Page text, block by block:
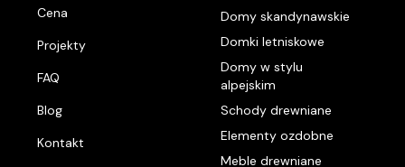
Cena
Projekty
FAQ
Blog
Kontakt
Domy skandynawskie
Domki letniskowe
Domy w stylu
alpejskim
Schody drewniane
Elementy ozdobne
Meble drewniane